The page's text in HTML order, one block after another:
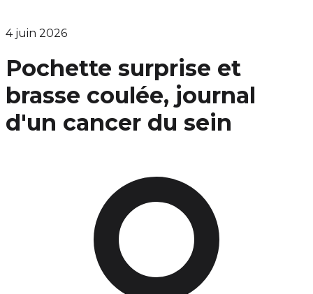
4 juin 2026
Pochette surprise et
brasse coulée, journal
d'un cancer du sein